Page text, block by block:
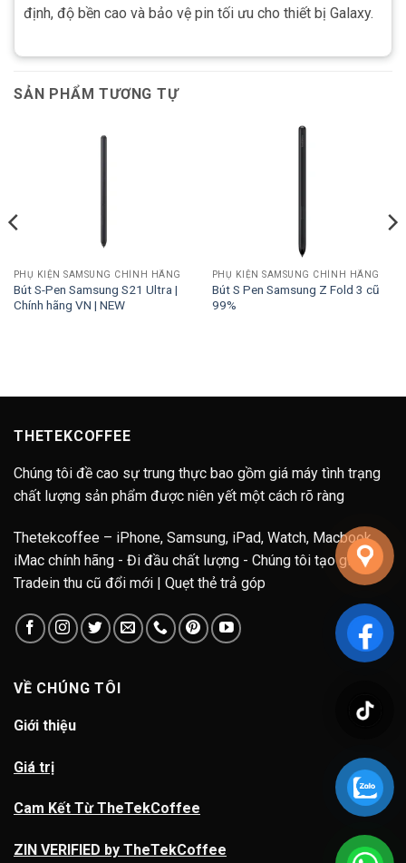
định, độ bền cao và bảo vệ pin tối ưu cho thiết bị Galaxy.
SẢN PHẨM TƯƠNG TỰ
PHỤ KIỆN SAMSUNG CHÍNH HÃNG
Bút S-Pen Samsung S21 Ultra |
Chính hãng VN | NEW
PHỤ KIỆN SAMSUNG CHÍNH HÃNG
Bút S Pen Samsung Z Fold 3 cũ
99%
THETEKCOFFEE
Chúng tôi đề cao sự trung thực bao gồm giá máy tình trạng
chất lượng sản phẩm được niên yết một cách rõ ràng
Thetekcoffee – iPhone, Samsung, iPad, Watch, Macbook,
iMac chính hãng - Đi đầu chất lượng - Chúng tôi tạo giá trị.
Tradein thu cũ đổi mới | Quẹt thẻ trả góp
VỀ CHÚNG TÔI
Giới thiệu
Giá trị
Cam Kết Từ TheTekCoffee
ZIN VERIFIED by TheTekCoffee